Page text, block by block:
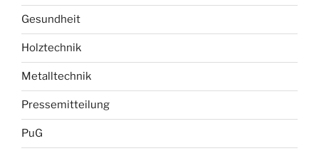
Gesundheit
Holztechnik
Metalltechnik
Pressemitteilung
PuG